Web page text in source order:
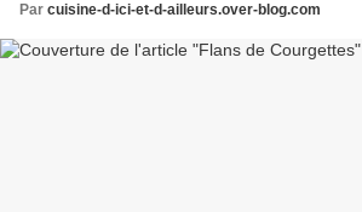
Par cuisine-d-ici-et-d-ailleurs.over-blog.com